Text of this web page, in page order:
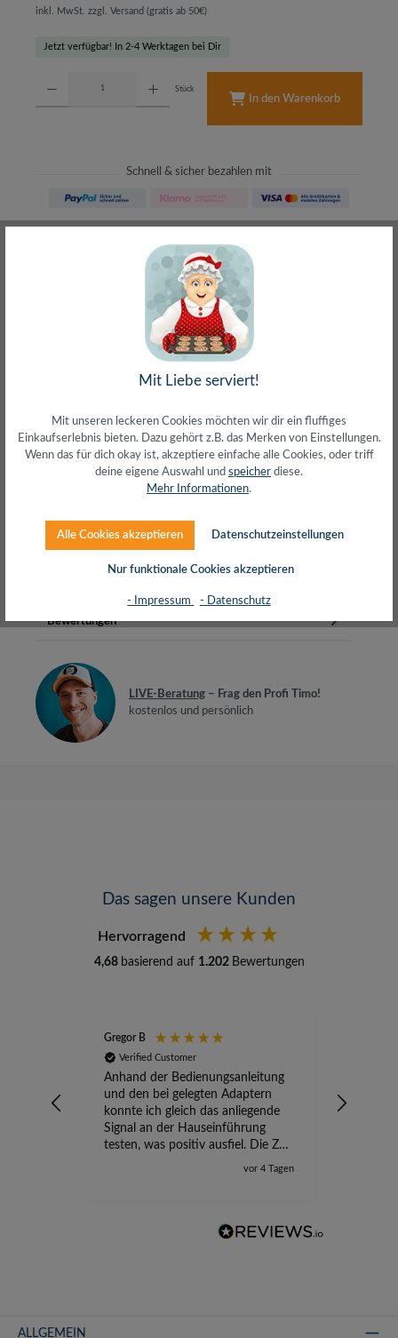
inkl. MwSt. zzgl. Versand (gratis ab 50€)
Jetzt verfügbar! In 2-4 Werktagen bei Dir
Stück
In den Warenkorb
Schnell & sicher bezahlen mit
meist direkt aus Waiblingen
30 Tage Rückgaberecht
ohne Risiko bestellen
– Frag den Profi!
kostenlos und persönlich
Über 20+ Jahre Erfahrung
wir wissen von was wir sprechen
1000/1600 dpiIntelligenter Strom…
Bewertungen
LIVE-Beratung – Frag den Profi Timo!
kostenlos und persönlich
Das sagen unsere Kunden
Hervorragend
4,68 basierend auf 1.202 Bewertungen
Gregor B
Verified Customer
Anhand der Bedienungsanleitung
und den bei gelegten Adaptern
konnte ich gleich das anliegende
Signal an der Hauseinführung
testen, was positiv ausfiel. Die Zeit
der Ungewissheit ist jetzt vorbei,
vor 4 Tagen
ALLGEMEIN
Mit Liebe serviert!
Mit unseren leckeren Cookies möchten wir dir ein fluffiges
Einkaufserlebnis bieten. Dazu gehört z.B. das Merken von Einstellungen.
Wenn das für dich okay ist, akzeptiere einfache alle Cookies, oder triff
deine eigene Auswahl und speicher diese.
Mehr Informationen.
Alle Cookies akzeptieren Datenschutzeinstellungen
Nur funktionale Cookies akzeptieren
- Impressum - Datenschutz